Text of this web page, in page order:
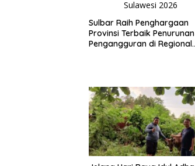
Sulbar Raih Penghargaan
Provinsi Terbaik Penurunan
Pengangguran di Regional